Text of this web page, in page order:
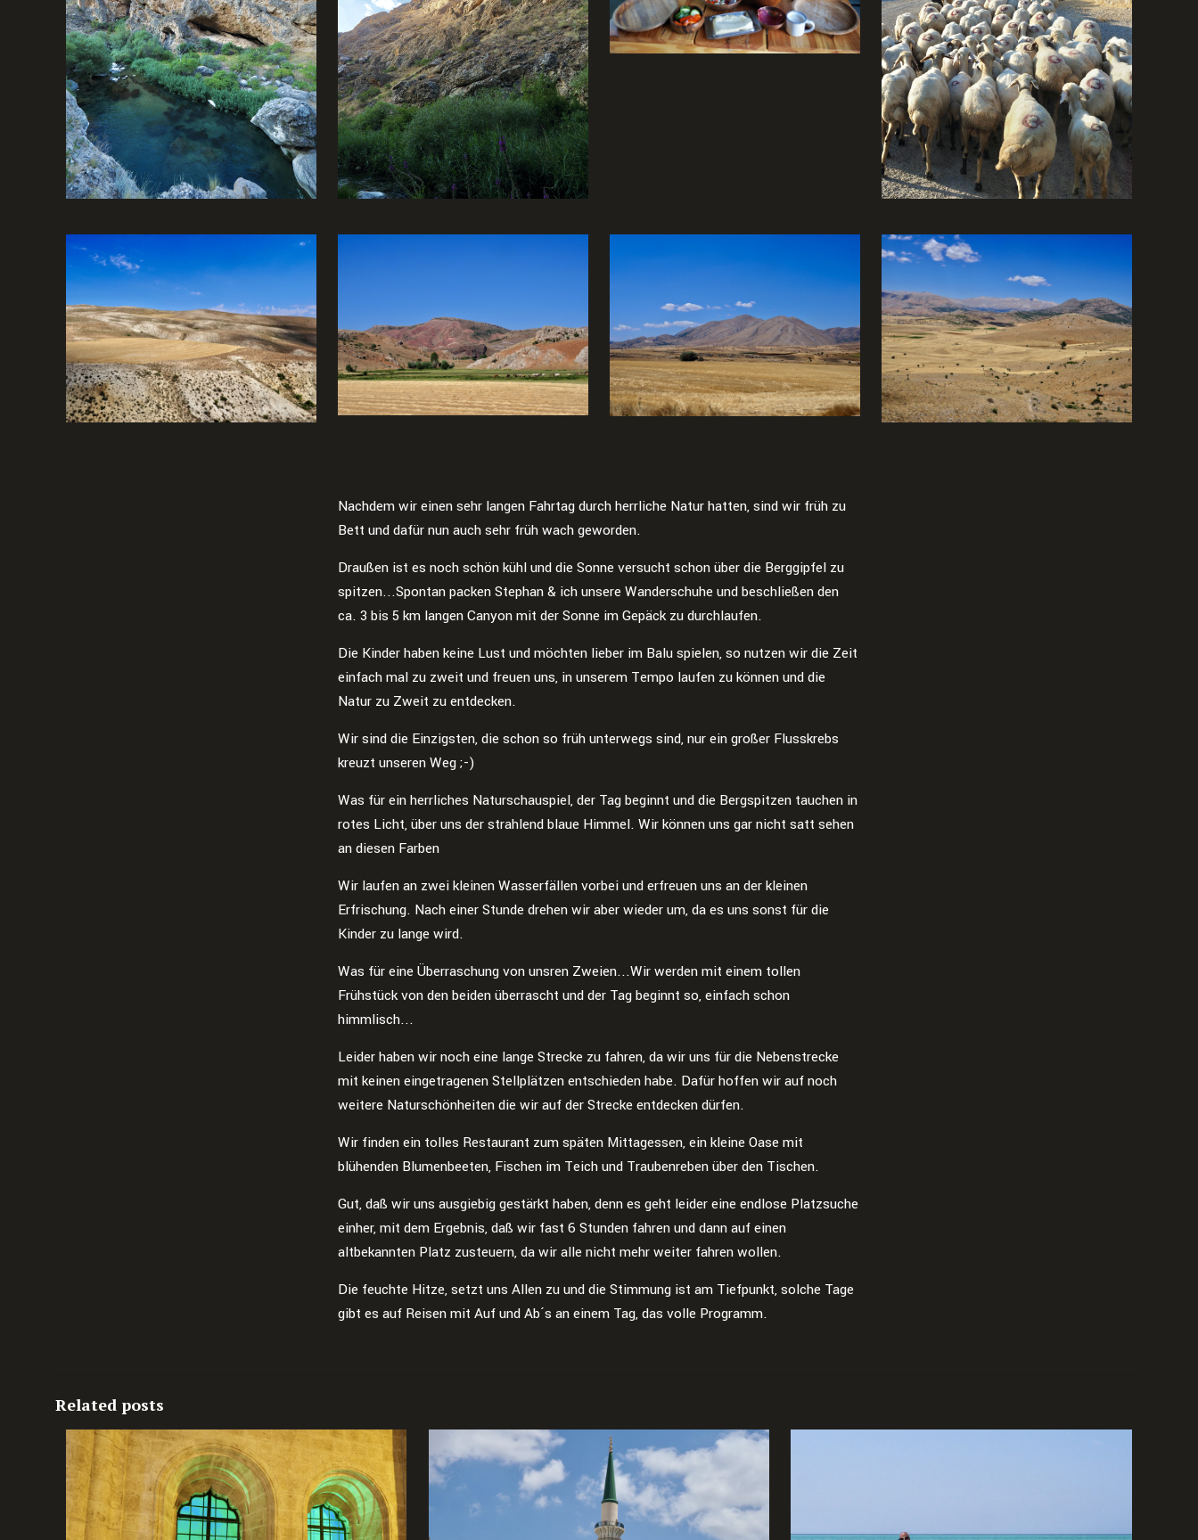
Nachdem wir einen sehr langen Fahrtag durch herrliche Natur hatten, sind wir früh zu
Bett und dafür nun auch sehr früh wach geworden.
Draußen ist es noch schön kühl und die Sonne versucht schon über die Berggipfel zu
spitzen...Spontan packen Stephan & ich unsere Wanderschuhe und beschließen den
ca. 3 bis 5 km langen Canyon mit der Sonne im Gepäck zu durchlaufen.
Die Kinder haben keine Lust und möchten lieber im Balu spielen, so nutzen wir die Zeit
einfach mal zu zweit und freuen uns, in unserem Tempo laufen zu können und die
Natur zu Zweit zu entdecken.
Wir sind die Einzigsten, die schon so früh unterwegs sind, nur ein großer Flusskrebs
kreuzt unseren Weg ;-)
Was für ein herrliches Naturschauspiel, der Tag beginnt und die Bergspitzen tauchen in
rotes Licht, über uns der strahlend blaue Himmel. Wir können uns gar nicht satt sehen
an diesen Farben
Wir laufen an zwei kleinen Wasserfällen vorbei und erfreuen uns an der kleinen
Erfrischung. Nach einer Stunde drehen wir aber wieder um, da es uns sonst für die
Kinder zu lange wird.
Was für eine Überraschung von unsren Zweien...Wir werden mit einem tollen
Frühstück von den beiden überrascht und der Tag beginnt so, einfach schon
himmlisch...
Leider haben wir noch eine lange Strecke zu fahren, da wir uns für die Nebenstrecke
mit keinen eingetragenen Stellplätzen entschieden habe. Dafür hoffen wir auf noch
weitere Naturschönheiten die wir auf der Strecke entdecken dürfen.
Wir finden ein tolles Restaurant zum späten Mittagessen, ein kleine Oase mit
blühenden Blumenbeeten, Fischen im Teich und Traubenreben über den Tischen.
Gut, daß wir uns ausgiebig gestärkt haben, denn es geht leider eine endlose Platzsuche
einher, mit dem Ergebnis, daß wir fast 6 Stunden fahren und dann auf einen
altbekannten Platz zusteuern, da wir alle nicht mehr weiter fahren wollen.
Die feuchte Hitze, setzt uns Allen zu und die Stimmung ist am Tiefpunkt, solche Tage
gibt es auf Reisen mit Auf und Ab´s an einem Tag, das volle Programm.
Related posts